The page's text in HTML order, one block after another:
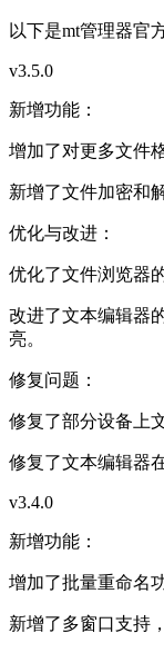
以下是mt管理器官
v3.5.0
新增功能：
增加了对更多文件
新增了文件加密和
优化与改进：
优化了文件浏览器
改进了文本编辑器
亮。
修复问题：
修复了部分设备上
修复了文本编辑器
v3.4.0
新增功能：
增加了批量重命名
新增了多窗口支持